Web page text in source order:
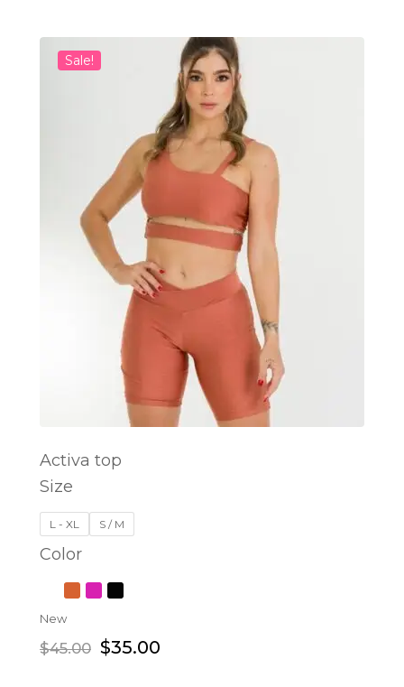
Sale!
Activa top
Size
L - XL S / M
Color
New
$45.00 $35.00